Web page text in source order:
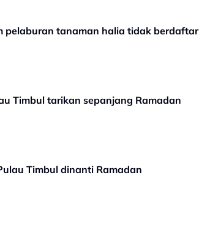
pelaburan tanaman halia tidak berdaftar
Timbul tarikan sepanjang Ramadan
Timbul dinanti Ramadan